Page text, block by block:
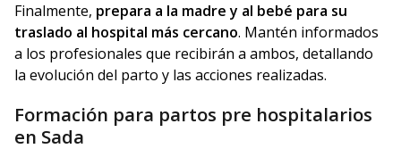
Finalmente, prepara a la madre y al bebé para su
traslado al hospital más cercano. Mantén informados
a los profesionales que recibirán a ambos, detallando
la evolución del parto y las acciones realizadas.
Formación para partos pre hospitalarios
en Sada